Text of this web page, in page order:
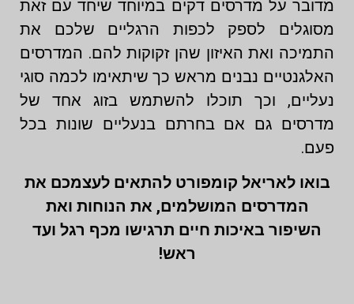
מדובר על מדרסים דקים במיוחד שיחד עם זאת
מסוגלים לספק לכפות הרגליים שלכם את
התמיכה ואת האיזון שהן זקוקות להם. המדרסים
האלגנטיים נבנים מראש כך שיתאימו לכמה סוגי
נעליים, וכך תוכלו להשתמש בזוג אחד של
מדרסים גם אם בחרתם בנעליים שונות בכל
פעם.
בואו לאריאל קומפורט להתאים לעצמכם את
המדרסים המושלמים, את הנוחות ואת
השיפור באיכות חיים תרגישו מכף רגל ועד
ראש!